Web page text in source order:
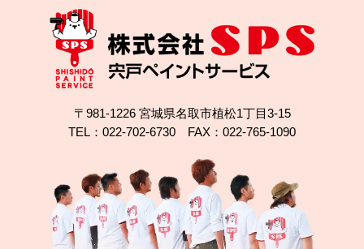
〒981-1226 宮城県名取市植松1丁目3-15
TEL：022-702-6730 FAX：022-765-1090